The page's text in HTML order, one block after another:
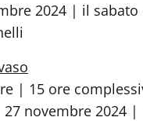
2024 | il sabato
| 15 ore
novembre 2024